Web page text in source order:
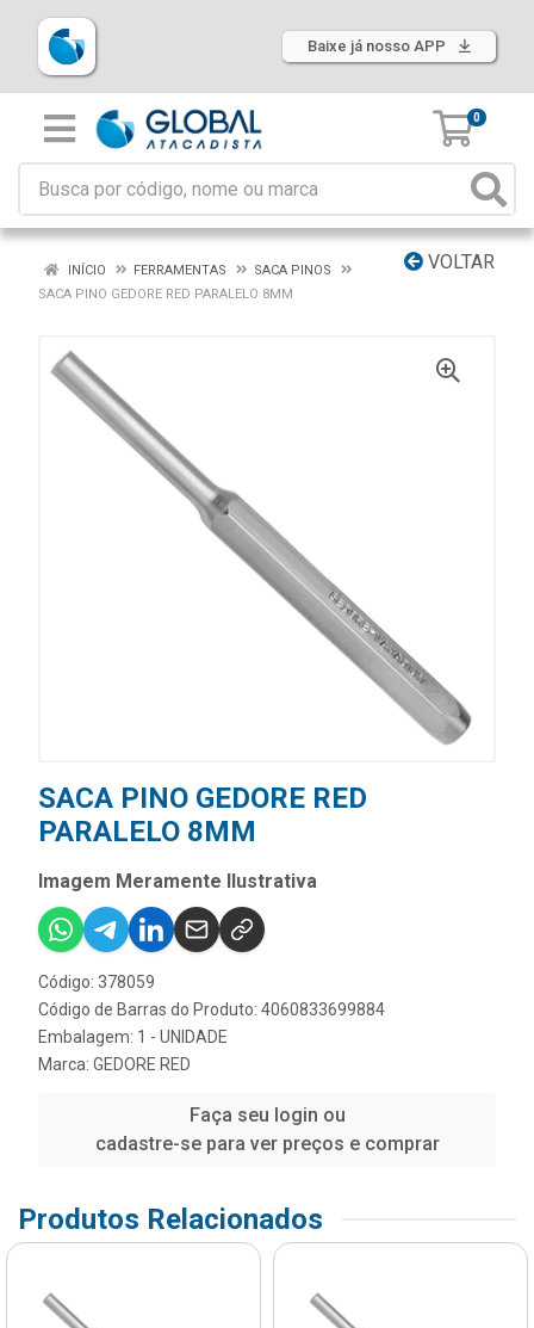
Baixe já nosso APP
0
VOLTAR
INÍCIO FERRAMENTAS
SACA PINOS
SACA PINO GEDORE RED PARALELO 8MM
SACA PINO GEDORE RED
PARALELO 8MM
Imagem Meramente Ilustrativa
Código: 378059
Código de Barras do Produto: 4060833699884
Embalagem: 1 - UNIDADE
Marca: GEDORE RED
Faça seu login ou
cadastre-se para ver preços e comprar
Produtos Relacionados